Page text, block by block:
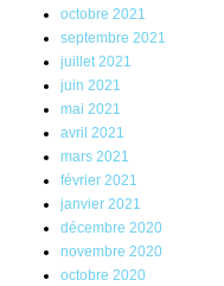
octobre 2021
septembre 2021
juillet 2021
juin 2021
mai 2021
avril 2021
mars 2021
février 2021
janvier 2021
décembre 2020
novembre 2020
octobre 2020